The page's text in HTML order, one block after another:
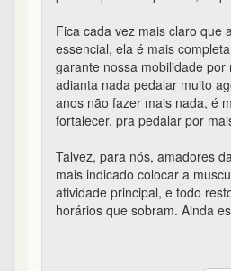
Fica cada vez mais claro que
essencial, ela é mais
garante nossa mobilidade por
adianta nada pedalar muito
anos não fazer mais nada, é
fortalecer, pra pedalar por
Talvez, para nós, amadores
mais indicado colocar a
atividade principal, e todo
horários que sobram. Ainda